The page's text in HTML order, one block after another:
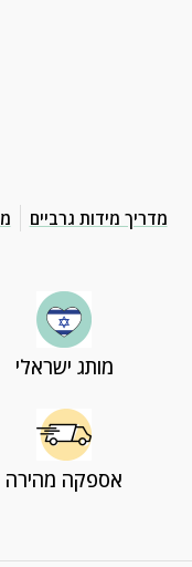
מדריך מידות גרביים
מותג ישראלי
אספקה מהירה